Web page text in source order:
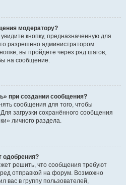
модератору?
кнопку, предназначенную для
разрешено администратором
вы пройдёте через ряд шагов,
на сообщение.
при создании сообщения?
сообщения для того, чтобы
загрузки сохранённого сообщения
личного раздела.
одобрения?
решить, что сообщения требуют
отправкой на форум. Возможно
вас в группу пользователей,